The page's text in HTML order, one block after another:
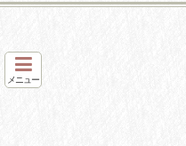
メニュー